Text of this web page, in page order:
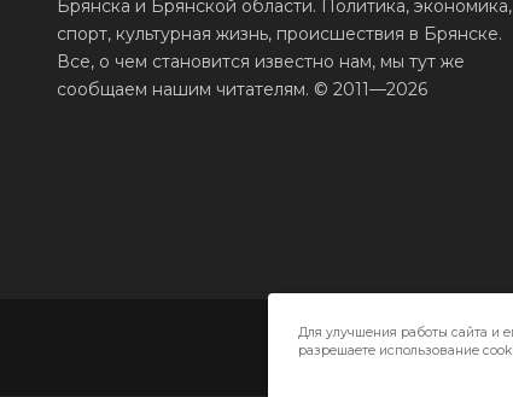
Брянска и Брянской области. Политика, экономика,
спорт, культурная жизнь, происшествия в Брянске.
Все, о чем становится известно нам, мы тут же
сообщаем нашим читателям. © 2011—2026
Для улучшения работы сайта и
разрешаете использование